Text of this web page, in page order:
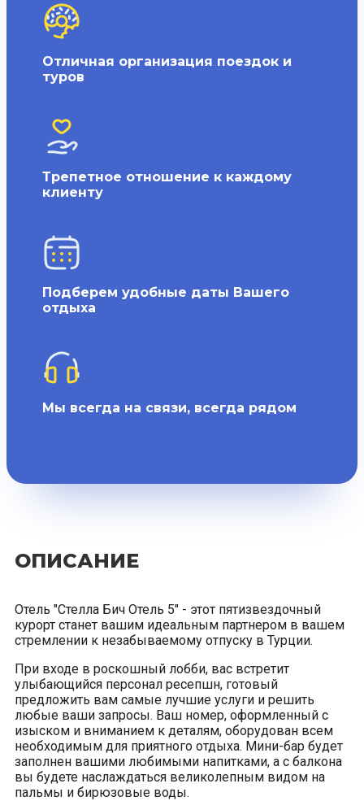
Отличная организация поездок и
туров
Трепетное отношение к каждому
клиенту
Подберем удобные даты Вашего
отдыха
Мы всегда на связи, всегда рядом
Отель "Стелла Бич Отель 5" - этот пятизвездочный
курорт станет вашим идеальным партнером в вашем
стремлении к незабываемому отпуску в Турции.
При входе в роскошный лобби, вас встретит
улыбающийся персонал ресепшн, готовый
предложить вам самые лучшие услуги и решить
любые ваши запросы. Ваш номер, оформленный с
изыском и вниманием к деталям, оборудован всем
необходимым для приятного отдыха. Мини-бар будет
заполнен вашими любимыми напитками, а с балкона
вы будете наслаждаться великолепным видом на
пальмы и бирюзовые воды.
ОПИСАНИЕ